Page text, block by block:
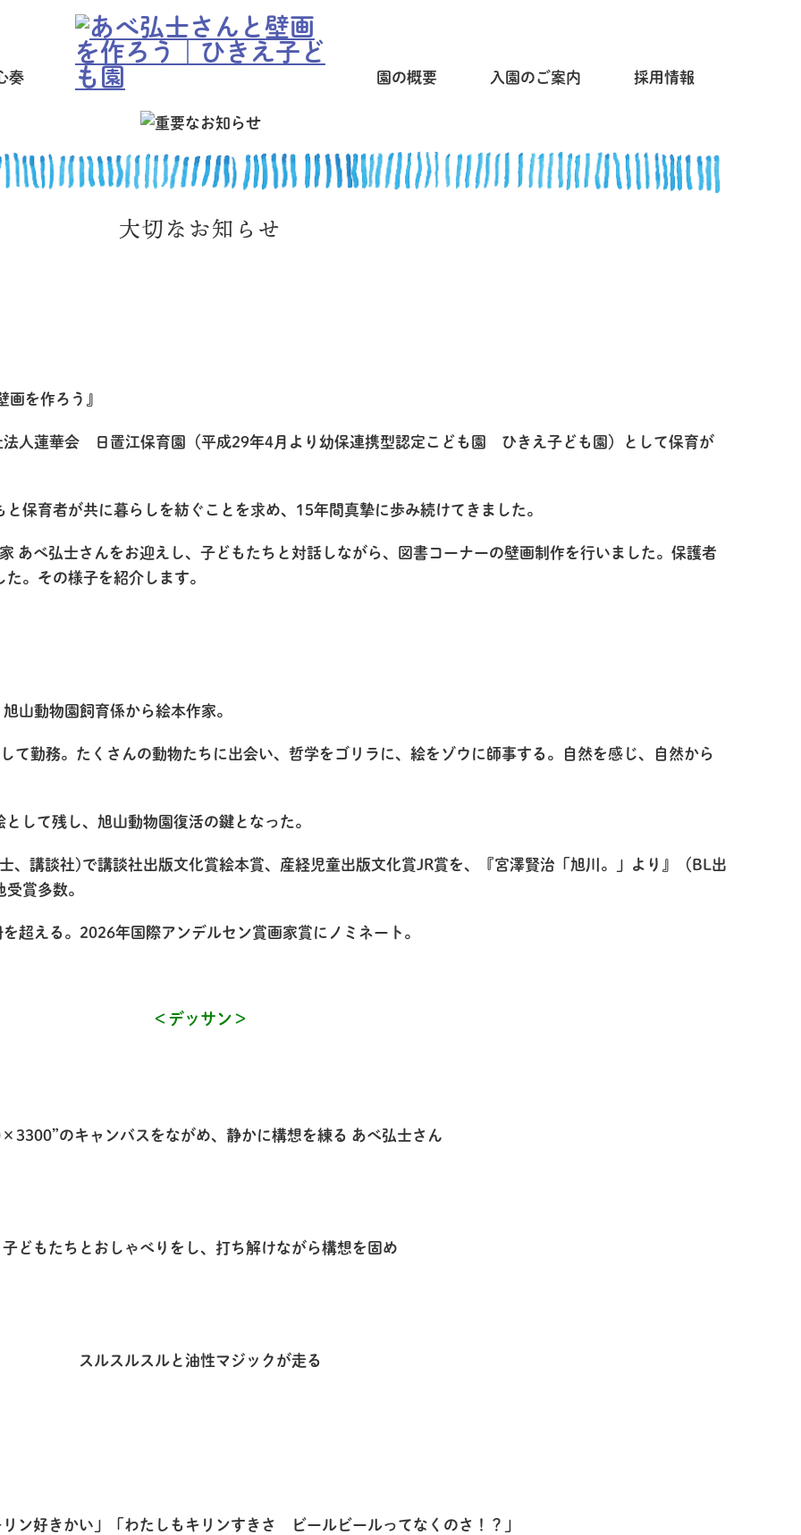
奏 園の概要 入園のご案内 採用情報
大切なお知らせ
を作ろう』
人蓮華会 日置江保育園（平成29年4月より幼保連携型認定こども園 ひきえ子ども園）として保育が
保育者が共に暮らしを紡ぐことを求め、15年間真摯に歩み続けてきました。
あべ弘士さんをお迎えし、子どもたちと対話しながら、図書コーナーの壁画制作を行いました。保護者
。その様子を紹介します。
山動物園飼育係から絵本作家。
て勤務。たくさんの動物たちに出会い、哲学をゴリラに、絵をゾウに師事する。自然を感じ、自然から
して残し、旭山動物園復活の鍵となった。
、講談社)で講談社出版文化賞絵本賞、産経児童出版文化賞JR賞を、『宮澤賢治「旭川。」より』（BL出
賞多数。
超える。2026年国際アンデルセン賞画家賞にノミネート。
＜デッサン＞
のキャンバスをながめ、静かに構想を練る あべ弘士さん
子どもたちとおしゃべりをし、打ち解けながら構想を固め
スルスルスルと油性マジックが走る
ン好きかい」「わたしもキリンすきさ ビールビールってなくのさ！？」